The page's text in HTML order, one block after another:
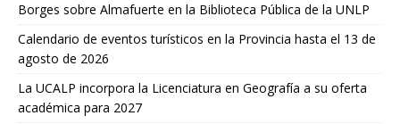
Borges sobre Almafuerte en la Biblioteca Pública de la UNLP
Calendario de eventos turísticos en la Provincia hasta el 13 de
agosto de 2026
La UCALP incorpora la Licenciatura en Geografía a su oferta
académica para 2027